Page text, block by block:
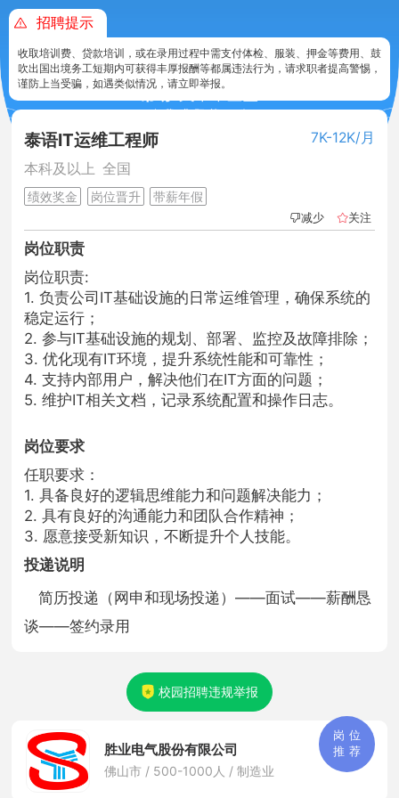
招聘提示
收取培训费、贷款培训，或在录用过程中需支付体检、服装、押金等费用、鼓
吹出国出境务工短期内可获得丰厚报酬等都属违法行为，请求职者提高警惕，
谨防上当受骗，如遇类似情况，请立即举报。
泰语IT运维工程师
7K-12K/月
本科及以上 全国
绩效奖金 岗位晋升 带薪年假
减少 关注
岗位职责
岗位职责:
1. 负责公司IT基础设施的日常运维管理，确保系统的
稳定运行；
2. 参与IT基础设施的规划、部署、监控及故障排除；
3. 优化现有IT环境，提升系统性能和可靠性；
4. 支持内部用户，解决他们在IT方面的问题；
5. 维护IT相关文档，记录系统配置和操作日志。
岗位要求
任职要求：
1. 具备良好的逻辑思维能力和问题解决能力；
2. 具有良好的沟通能力和团队合作精神；
3. 愿意接受新知识，不断提升个人技能。
投递说明
简历投递（网申和现场投递）——面试——薪酬恳
谈——签约录用
校园招聘违规举报
胜业电气股份有限公司
佛山市 / 500-1000人 / 制造业
岗 位
推 荐